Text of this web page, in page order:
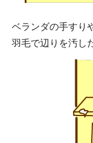
ベランダの手すり
羽毛で辺りを汚し